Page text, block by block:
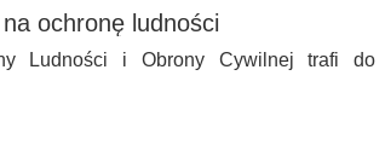
ochronę ludności
Ludności i Obrony Cywilnej trafi do